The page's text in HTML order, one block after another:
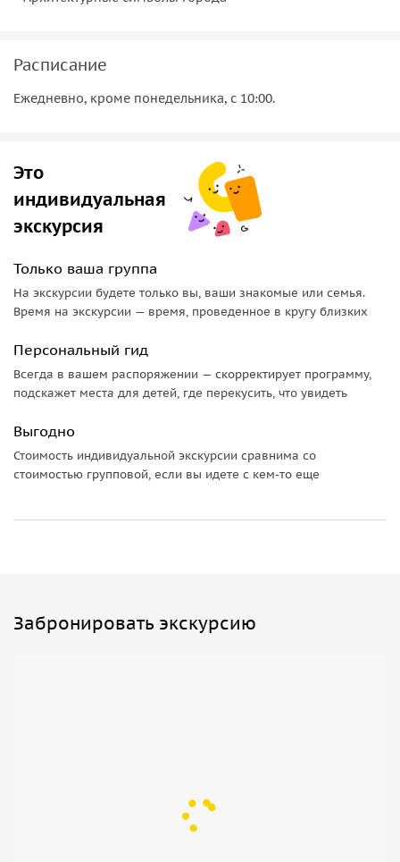
Расписание
Ежедневно, кроме понедельника, с 10:00.
Это
индивидуальная
экскурсия
Только ваша группа
На экскурсии будете только вы, ваши знакомые или семья.
Время на экскурсии — время, проведенное в кругу близких
Персональный гид
Всегда в вашем распоряжении — скорректирует программу,
подскажет места для детей, где перекусить, что увидеть
Выгодно
Стоимость индивидуальной экскурсии сравнима со
стоимостью групповой, если вы идете с кем-то еще
Забронировать экскурсию